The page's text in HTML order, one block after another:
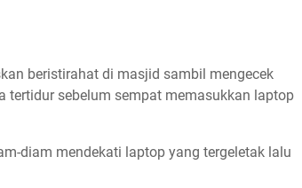
beristirahat di masjid sambil mengecek
tertidur sebelum sempat memasukkan laptop
diam mendekati laptop yang tergeletak lalu